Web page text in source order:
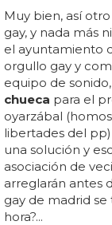
Muy bien, así
gay, y nada más
el ayuntamiento
orgullo gay y
equipo de
chueca para el
oyarzábal
libertades del
una solución y
asociación de
arreglarán antes
gay de madrid
hora?...